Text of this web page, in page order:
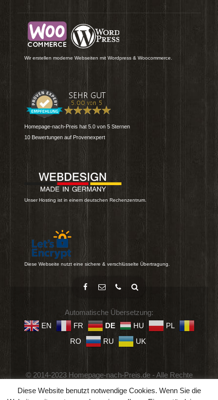
Wir erstellen moderne Webseiten mit Wordpress & Woocommerce.
Homepage-nach-Preis hat 5.0 von 5 Sternen
10 Bewertungen auf Provenexpert
Unser Hosting ist in einem deutschen Rechenzentrum.
Diese Webseite nutzt eine sichere & verschlüsselte Übertragung.
Automatische Übersetzung:
EN
FR DE HU
PL
RO
RU UK
© 2014-2023 Homepage-nach-Preis.de - Alle Rechte
Geschäftsbedingungen
Diese Website benutzt notwendige Cookies. Wenn Sie die